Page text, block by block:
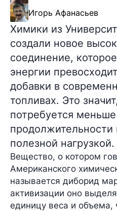
Игорь Афанасьев
Химики из
создали новое
соединение,
энергии
добавки в
топливах. Это
потребуется
полезной нагрузкой.
Вещество, о котором
Американского
называется диборид
активизации оно
единицу веса и